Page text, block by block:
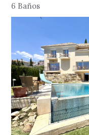
6 Baños